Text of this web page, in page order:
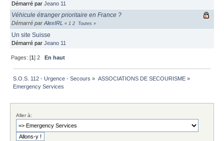
Démarré par Jeano 11
Véhicule étranger prioritaire en France ?
Démarré par AlexIRL « 1 2 Toutes »
Un site Suisse
Démarré par Jeano 11
Pages: [1]2 En haut
S.O.S. 112 - Urgence - Secours » ASSOCIATIONS DE SECOURISME»
Emergency Services
Aller à: